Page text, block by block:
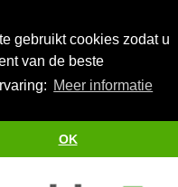
gebruikt cookies zodat u
van de beste
Meer informatie
OK